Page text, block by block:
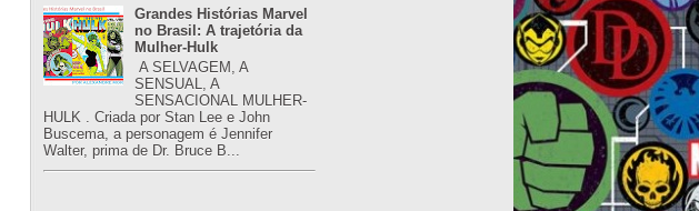
Grandes Histórias Marvel
no Brasil: A trajetória da
Mulher-Hulk
A SELVAGEM, A
SENSUAL, A
SENSACIONAL MULHER-
HULK . Criada por Stan Lee e John
Buscema, a personagem é Jennifer
Walter, prima de Dr. Bruce B...